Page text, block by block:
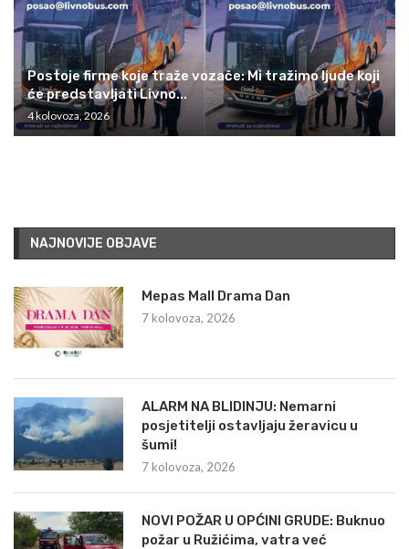
Postoje firme koje traže vozače: Mi tražimo ljude koji
će predstavljati Livno...
4 kolovoza, 2026
NAJNOVIJE OBJAVE
Mepas Mall Drama Dan
7 kolovoza, 2026
ALARM NA BLIDINJU: Nemarni
posjetitelji ostavljaju žeravicu u
šumi!
7 kolovoza, 2026
NOVI POŽAR U OPĆINI GRUDE: Buknuo
požar u Ružićima, vatra već